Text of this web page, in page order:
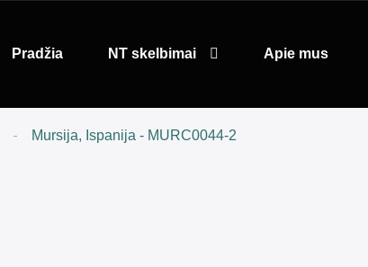
Pradžia NT skelbimai Apie mus
Mursija, Ispanija - MURC0044-2